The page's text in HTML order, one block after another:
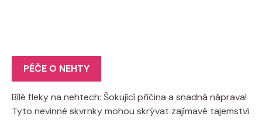
PÉČE O NEHTY
Bílé fleky na nehtech: Šokující příčina a snadná náprava!
Tyto nevinné skvrnky mohou skrývat zajímavé tajemství